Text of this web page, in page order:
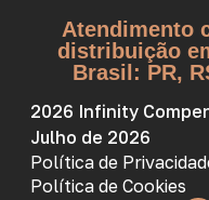
Atendimento
distribuição
Brasil: PR,
2026 Infinity
Julho de 2026
Política de
Política de Cookies